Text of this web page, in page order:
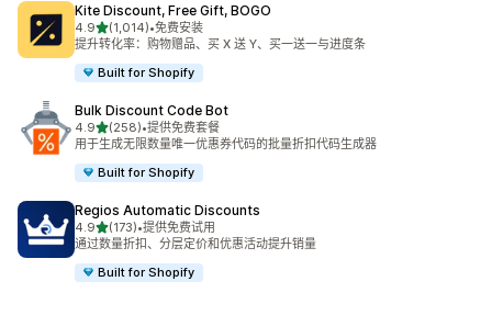
Kite Discount, Free Gift, BOGO
4.9星（满分 5 星）
(1,014)
总共 1014 条评论
•免费安装
提升转化率：购物赠品、买 X 送 Y、买一送一与进度条
Built for Shopify
Bulk Discount Code Bot
4.9星（满分 5 星）
(258)
总共 258 条评论
•提供免费套餐
用于生成无限数量唯一优惠券代码的批量折扣代码生成器
Built for Shopify
Regios Automatic Discounts
4.9星（满分 5 星）
(173)
总共 173 条评论
•提供免费试用
通过数量折扣、分层定价和优惠活动提升销量
Built for Shopify